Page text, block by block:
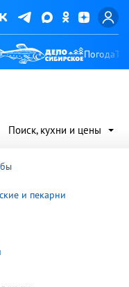
Погода
Поиск, кухни и цены
и пекарни